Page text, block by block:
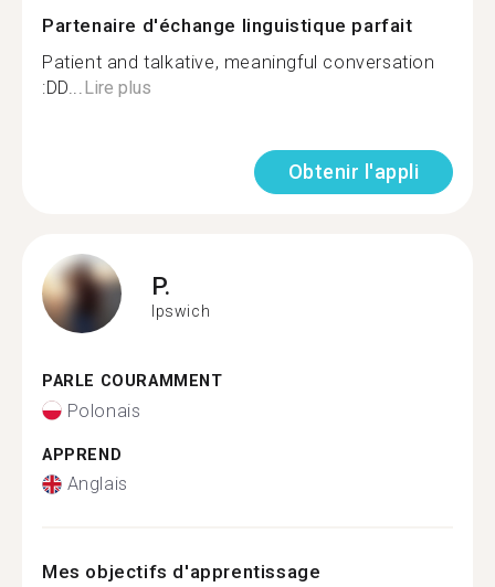
Partenaire d'échange linguistique parfait
Patient and talkative, meaningful conversation
:DD...Lire plus
Obtenir l'appli
P.
Ipswich
PARLE COURAMMENT
Polonais
APPREND
Anglais
Mes objectifs d'apprentissage